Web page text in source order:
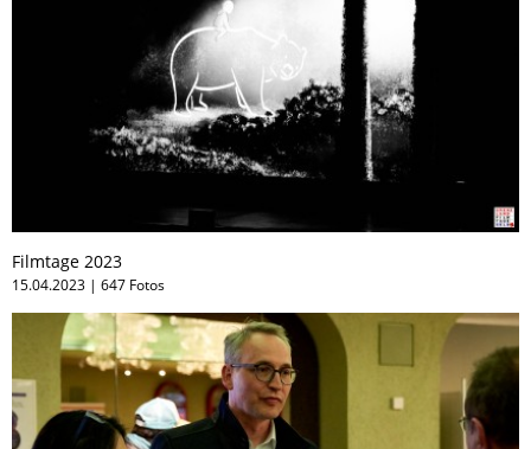
Filmtage 2023
15.04.2023 | 647 Fotos